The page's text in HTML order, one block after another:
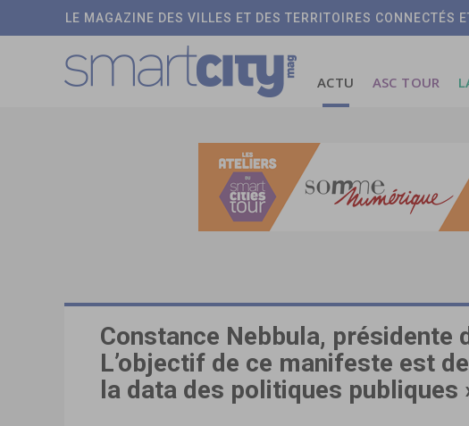
LE MAGAZINE DES VILLES ET DES TERRITOIRES CONNECTÉS
ACTU ASC TOUR
Constance Nebbula, présidente
L’objectif de ce manifeste est
la data des politiques publiques